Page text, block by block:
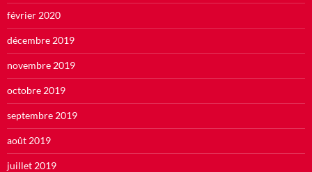
février 2020
décembre 2019
novembre 2019
octobre 2019
septembre 2019
août 2019
juillet 2019